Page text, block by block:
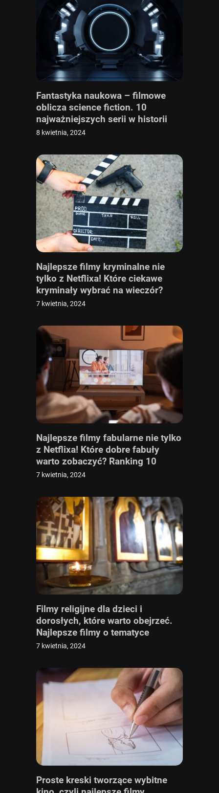
Fantastyka naukowa – filmowe
oblicza science fiction. 10
najważniejszych serii w historii
gatunku
8 kwietnia, 2024
Najlepsze filmy kryminalne nie
tylko z Netflixa! Które ciekawe
kryminały wybrać na wieczór?
Ranking 10 najlepszych [TOP 10]
7 kwietnia, 2024
Najlepsze filmy fabularne nie tylko
z Netflixa! Które dobre fabuły
warto zobaczyć? Ranking 10
najlepszych [TOP 10]
7 kwietnia, 2024
Filmy religijne dla dzieci i
dorosłych, które warto obejrzeć.
Najlepsze filmy o tematyce
religijnej i chrześcijańskiej
7 kwietnia, 2024
Proste kreski tworzące wybitne